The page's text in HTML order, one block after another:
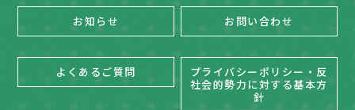
お知らせ お問い合わせ
よくあるご質問
プライバシーポリシー・反
社会的勢力に対する基本方
針